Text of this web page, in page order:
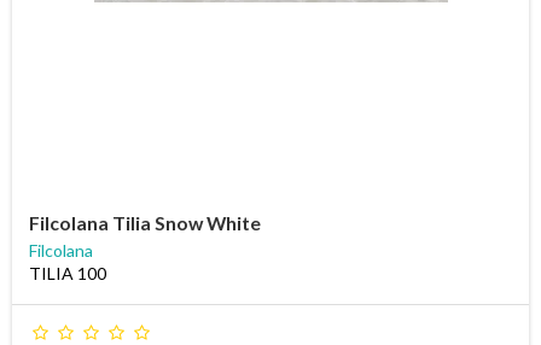
Filcolana Tilia Snow White
Filcolana
TILIA 100